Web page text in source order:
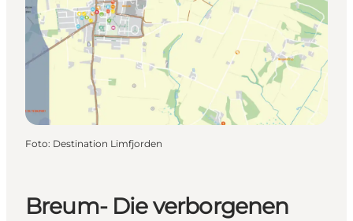
Breum- Die verborgenen
Foto: Destination Limfjorden